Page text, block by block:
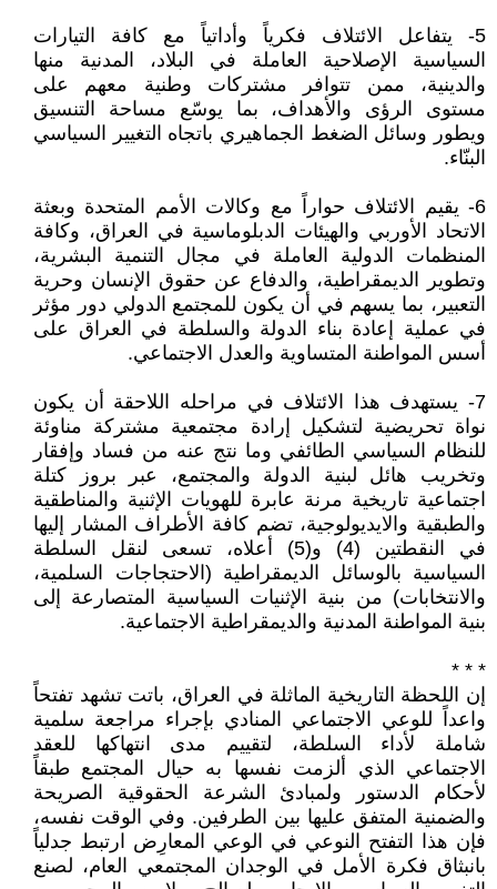
5- يتفاعل الائتلاف فكرياً وأداتياً مع كافة التيارات
السياسية الإصلاحية العاملة في البلاد، المدنية منها
والدينية، ممن تتوافر مشتركات وطنية معهم على
مستوى الرؤى والأهداف، بما يوسّع مساحة التنسيق
ويطور وسائل الضغط الجماهيري باتجاه التغيير السياسي
البنّاء.
6- يقيم الائتلاف حواراً مع وكالات الأمم المتحدة وبعثة
الاتحاد الأوربي والهيئات الدبلوماسية في العراق، وكافة
المنظمات الدولية العاملة في مجال التنمية البشرية،
وتطوير الديمقراطية، والدفاع عن حقوق الإنسان وحرية
التعبير، بما يسهم في أن يكون للمجتمع الدولي دور مؤثر
في عملية إعادة بناء الدولة والسلطة في العراق على
أسس المواطنة المتساوية والعدل الاجتماعي.
7- يستهدف هذا الائتلاف في مراحله اللاحقة أن يكون
نواة تحريضية لتشكيل إرادة مجتمعية مشتركة مناوئة
للنظام السياسي الطائفي وما نتج عنه من فساد وإفقار
وتخريب هائل لبنية الدولة والمجتمع، عبر بروز كتلة
اجتماعية تاريخية مرنة عابرة للهويات الإثنية والمناطقية
والطبقية والايديولوجية، تضم كافة الأطراف المشار إليها
في النقطتين (4) و(5) أعلاه، تسعى لنقل السلطة
السياسية بالوسائل الديمقراطية (الاحتجاجات السلمية،
والانتخابات) من بنية الإثنيات السياسية المتصارعة إلى
بنية المواطنة المدنية والديمقراطية الاجتماعية.
* * *
إن اللحظة التاريخية الماثلة في العراق، باتت تشهد تفتحاً
واعداً للوعي الاجتماعي المنادي بإجراء مراجعة سلمية
شاملة لأداء السلطة، لتقييم مدى انتهاكها للعقد
الاجتماعي الذي ألزمت نفسها به حيال المجتمع طبقاً
لأحكام الدستور ولمبادئ الشرعة الحقوقية الصريحة
والضمنية المتفق عليها بين الطرفين. وفي الوقت نفسه،
فإن هذا التفتح النوعي في الوعي المعارِض ارتبط جدلياً
بانبثاق فكرة الأمل في الوجدان المجتمعي العام، لصنع